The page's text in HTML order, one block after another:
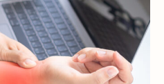
むくみ 睡眠不足 鶴橋
土・祝営業 ダイエット
背骨 腱鞘炎 腕